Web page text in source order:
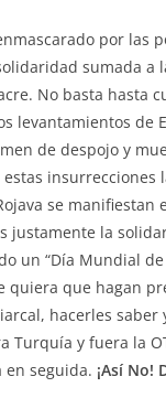
por las
sumada
No basta hasta
levantamientos de
de despojo y
se
justamente la
un “Día Mundial
que hagan
hacerles
Turquía y fuera la
en seguida. ¡Así No!